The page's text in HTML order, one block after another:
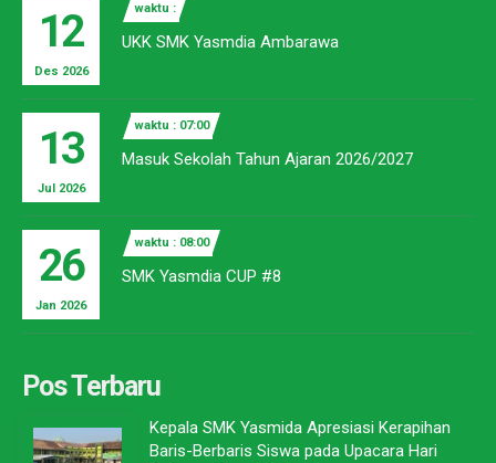
12
Des 2026
waktu :
UKK SMK Yasmdia Ambarawa
13
Jul 2026
waktu : 07:00
Masuk Sekolah Tahun Ajaran 2026/2027
26
Jan 2026
waktu : 08:00
SMK Yasmdia CUP #8
Pos Terbaru
Kepala SMK Yasmida Apresiasi Kerapihan
Baris-Berbaris Siswa pada Upacara Hari